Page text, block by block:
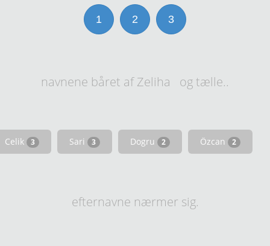
1 2 3
navnene båret af Zeliha og tælle..
Celik 3 Sari 3 Dogru 2 Özcan 2
efternavne nærmer sig.